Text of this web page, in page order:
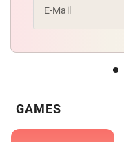
E-Mail
GAMES